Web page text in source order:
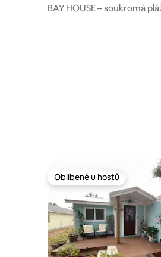
BAY HOUSE – soukromá
Oblíbené u hostů
Oblíbené u hostů